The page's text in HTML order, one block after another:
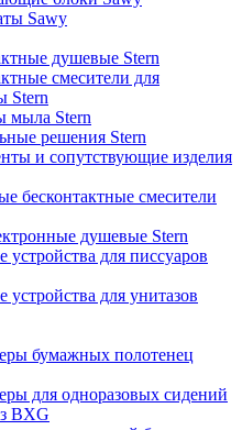
Sawy
душевые Stern
смесители для
Stern
мыла Stern
решения Stern
и сопутствующие изделия
бесконтактные смесители
душевые Stern
для писсуаров
для унитазов
бумажных полотенец
для одноразовых сидений
BXG